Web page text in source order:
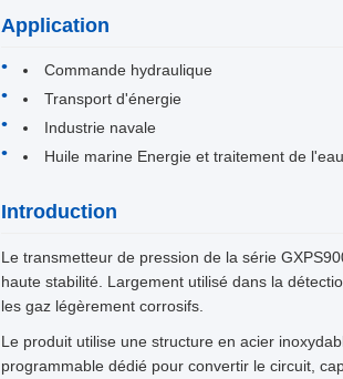
Application
Commande hydraulique
Transport d'énergie
Industrie navale
Huile marine Energie et traitement de l'eau
Introduction
Le transmetteur de pression de la série
haute stabilité. Largement utilisé dans la
les gaz légèrement corrosifs.
Le produit utilise une structure en acier
programmable dédié pour convertir le circuit,